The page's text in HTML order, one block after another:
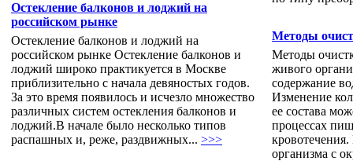
Остекление балконов и лоджий на
российском рынке
Остекление балконов и лоджий на
российском рынке Остекление балконов и
лоджий широко практикуется в Москве
приблизительно с начала девяностых годов.
За это время появилось и исчезло множество
различных систем остекления балконов и
лоджий.В начале было несколько типов
распашных и, реже, раздвижных... >>>
Методы
Методы
живого
содержание
Изменение
ее состава
процессах
организма с